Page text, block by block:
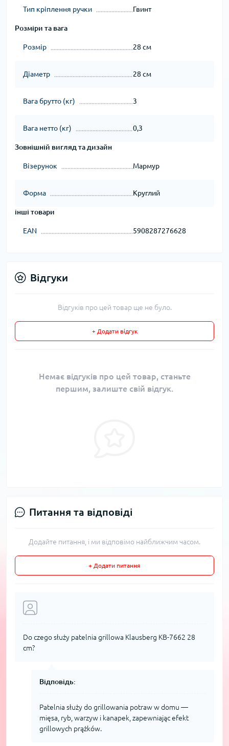
Тип кріплення ручки Гвинт
Розміри та вага
Розмір 28 см
Діаметр 28 см
Вага брутто (кг) 3
Вага нетто (кг) 0,3
Зовнішній вигляд та дизайн
Візерунок Мармур
Форма Круглий
інші товари
EAN 5908287276628
Відгуки
Відгуків про цей товар ще не було.
+ Додати відгук
Немає відгуків про цей товар, станьте
першим, залиште свій відгук.
Питання та відповіді
Додайте питання, і ми відповімо найближчим часом.
+ Додати питання
Do czego służy patelnia grillowa Klausberg KB-7662 28
cm?
Відповідь:
Patelnia służy do grillowania potraw w domu —
mięsa, ryb, warzyw i kanapek, zapewniając efekt
grillowych prążków.